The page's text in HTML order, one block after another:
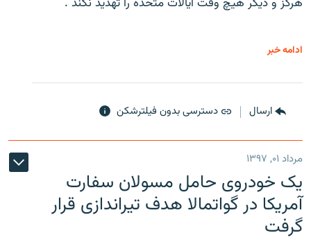
ادامه خبر
ارسال دسترسی بدون فیلترشکن
مرداد ۰۱, ۱۳۹۷
یک خودروی حامل مسولان سفارت
آمریکا در گواتمالا هدف تیراندازی قرار
گرفت